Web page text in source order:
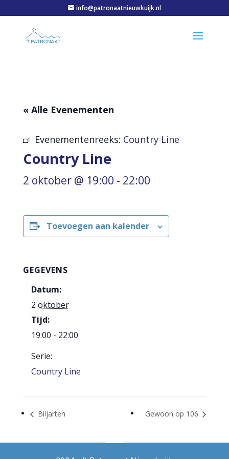
info@patronaatnieuwkuijk.nl
« Alle Evenementen
Evenementenreeks: Country Line
Country Line
2 oktober @ 19:00 - 22:00
Toevoegen aan kalender
GEGEVENS
Datum:
2 oktober
Tijd:
19:00 - 22:00
Serie:
Country Line
Biljarten Gewoon op 106